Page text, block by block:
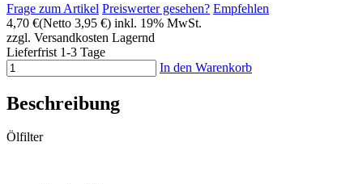
Frage zum Artikel Preiswerter gesehen? Empfehlen
4,70 €(Netto 3,95 €) inkl. 19% MwSt.
zzgl. Versandkosten Lagernd
Lieferfrist 1-3 Tage
In den Warenkorb
Beschreibung
Ölfilter